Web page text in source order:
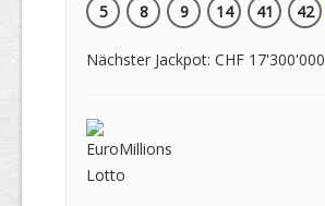
5
8 9 14 41 42
Nächster Jackpot: CHF 17'300'000